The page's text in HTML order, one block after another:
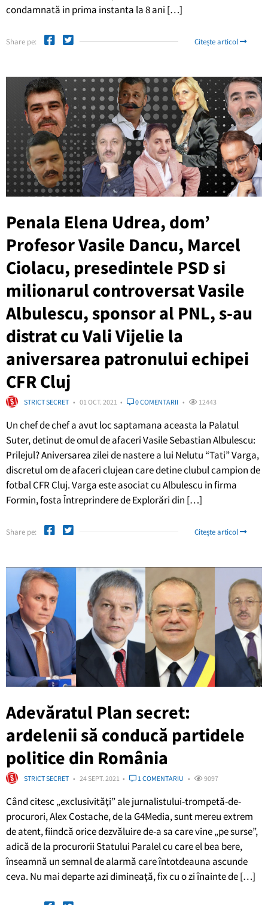
condamnată in prima instanta la 8 ani […]
Share pe: Citește articol
Penala Elena Udrea, dom’
Profesor Vasile Dancu, Marcel
Ciolacu, presedintele PSD si
milionarul controversat Vasile
Albulescu, sponsor al PNL, s-au
distrat cu Vali Vijelie la
aniversarea patronului echipei
CFR Cluj
STRICT SECRET 01 OCT. 2021 0 COMENTARII 12443
Un chef de chef a avut loc saptamana aceasta la Palatul
Suter, detinut de omul de afaceri Vasile Sebastian Albulescu:
Prilejul? Aniversarea zilei de nastere a lui Nelutu “Tati” Varga,
discretul om de afaceri clujean care detine clubul campion de
fotbal CFR Cluj. Varga este asociat cu Albulescu in firma
Formin, fosta Întreprindere de Explorări din […]
Share pe: Citește articol
Adevăratul Plan secret:
ardelenii să conducă partidele
politice din România
STRICT SECRET 24 SEPT. 2021 1 COMENTARIU 9097
Când citesc „exclusivităţi” ale jurnalistului-trompetă-de-
procurori, Alex Costache, de la G4Media, sunt mereu extrem
de atent, fiindcă orice dezvăluire de-a sa care vine „pe surse”,
adică de la procurorii Statului Paralel cu care el bea bere,
înseamnă un semnal de alarmă care întotdeauna ascunde
ceva. Nu mai departe azi dimineaţă, fix cu o zi înainte de […]